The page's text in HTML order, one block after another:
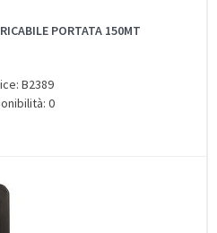
PORTATA 150MT
B2389
0